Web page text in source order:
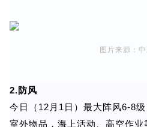
图片来源 ：
2.防风
今日（12月1日）最大阵风6-8
室外物品，海上活动、高空作业